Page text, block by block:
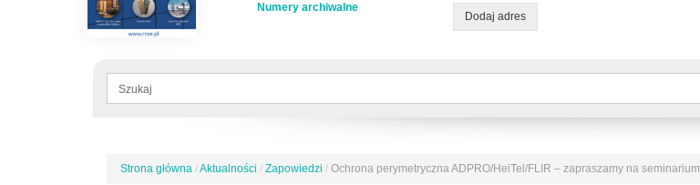
Numery archiwalne
Dodaj adres
Formularz
Jesteś
Strona główna /Aktualności / Zapowiedzi / Ochrona perymetryczna ADPRO/HeiTel/FLIR – zapraszamy na seminarium